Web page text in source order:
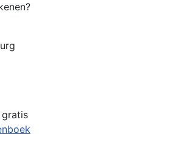
gratis